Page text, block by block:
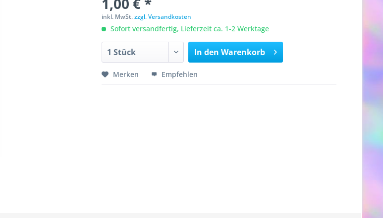
inkl. MwSt.zzgl. Versandkosten
Sofort versandfertig, Lieferzeit ca. 1-2 Werktage
In den Warenkorb
Merken Empfehlen